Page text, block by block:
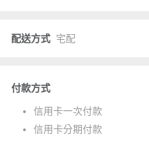
配送方式 宅配
付款方式
信用卡一次付款
信用卡分期付款